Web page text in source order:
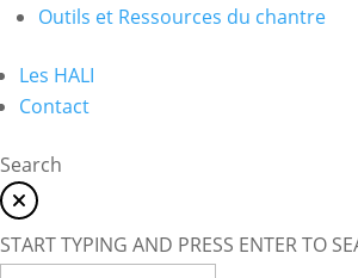
Outils et Ressources du chantre
Les HALI
Contact
Search
START TYPING AND PRESS ENTER TO